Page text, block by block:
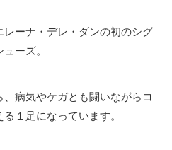
ーナ・デレ・ダンの初のシグ
ーズ。
病気やケガとも闘いながらコ
１足になっています。